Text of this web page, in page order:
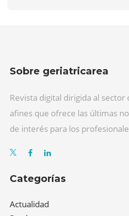
Sobre geriatricarea
Revista digital dirigida al sector
afines que ofrece las últimas
de interés para los
Categorías
Actualidad